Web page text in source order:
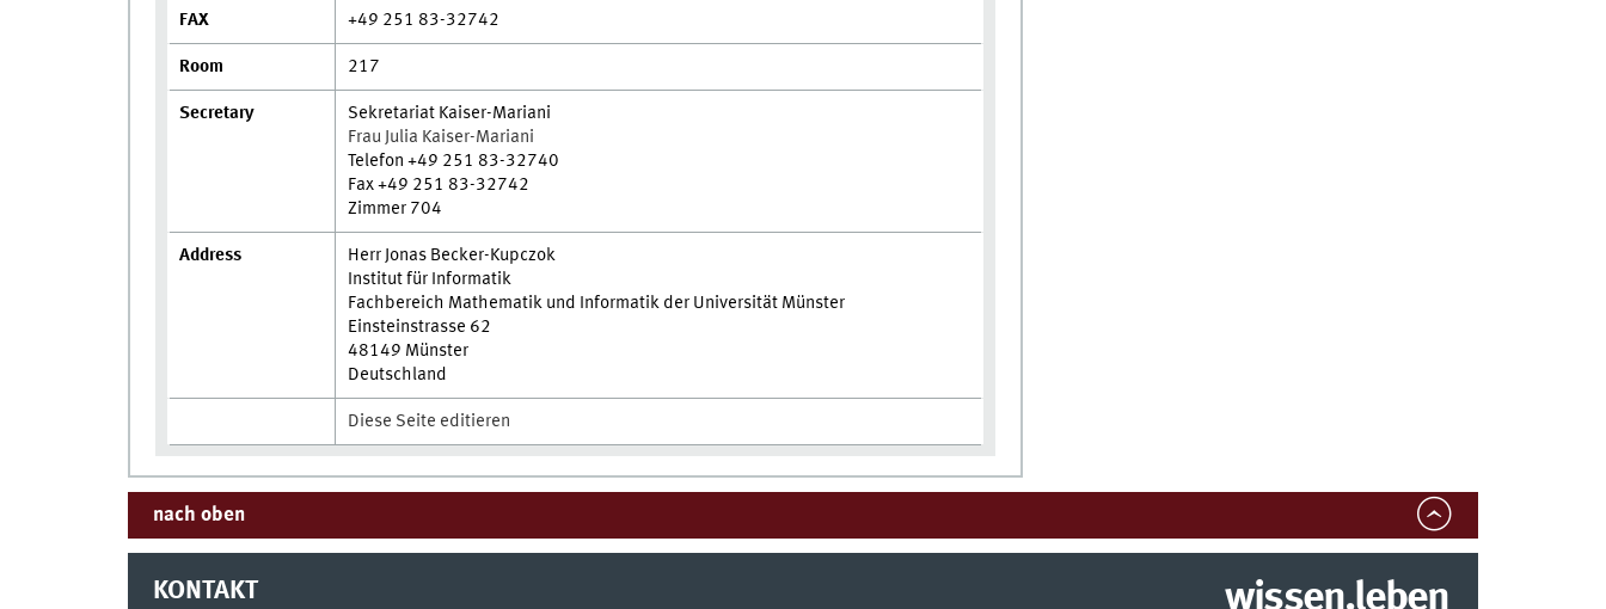
FAX +49 251 83-32742
Room 217
Secretary
Sekretariat Kaiser-Mariani
Frau Julia Kaiser-Mariani
Telefon +49 251 83-32740
Fax +49 251 83-32742
Zimmer 704
Address
Herr Jonas Becker-Kupczok
Institut für Informatik
Fachbereich Mathematik und Informatik der Universität Münster
Einsteinstrasse 62
48149 Münster
Deutschland
Diese Seite editieren
nach oben
KONTAKT wissen.leben